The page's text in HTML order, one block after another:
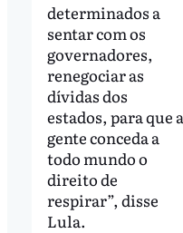
determinados a
sentar com os
governadores,
renegociar as
dívidas dos
estados, para que a
gente conceda a
todo mundo o
direito de
respirar”, disse
Lula.